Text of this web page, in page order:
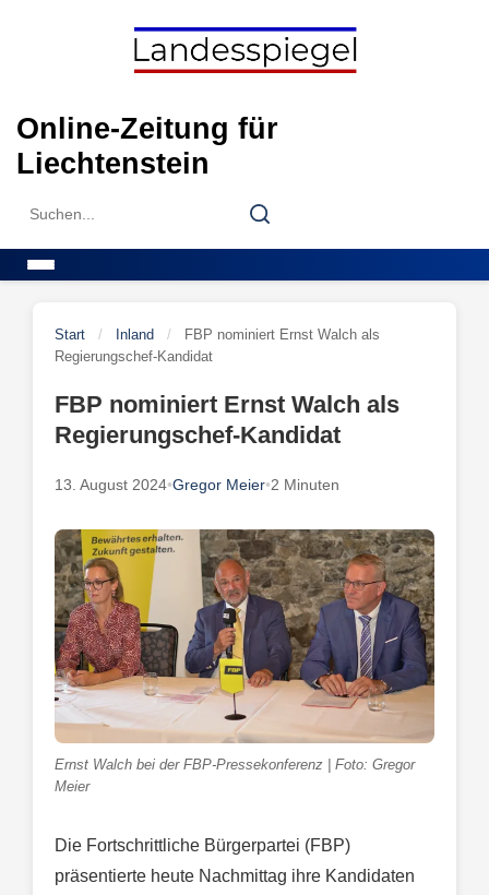
Online-Zeitung für
Liechtenstein
Search
Search
Start / Inland /
FBP nominiert Ernst Walch als
Regierungschef-Kandidat
FBP nominiert Ernst Walch als
Regierungschef-Kandidat
13. August 2024•Gregor Meier•2 Minuten
Ernst Walch bei der FBP-Pressekonferenz | Foto: Gregor
Meier
Die Fortschrittliche Bürgerpartei (FBP)
präsentierte heute Nachmittag ihre Kandidaten